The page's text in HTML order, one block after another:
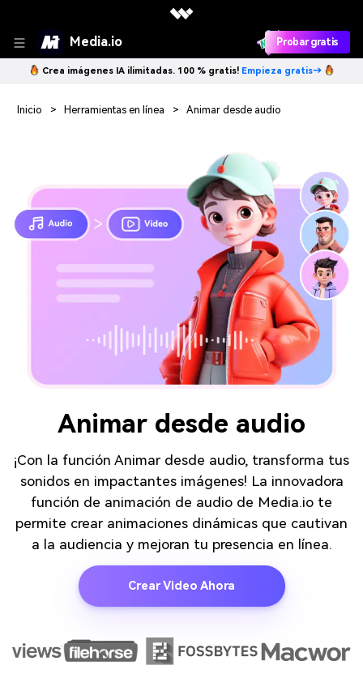
Media.io Probar gratis
Crea imágenes IA ilimitadas. 100 % gratis! Empieza gratis→
Inicio > Herramientas en línea > Animar desde audio
Animar desde audio
¡Con la función Animar desde audio, transforma tus
sonidos en impactantes imágenes! La innovadora
función de animación de audio de Media.io te
permite crear animaciones dinámicas que cautivan
a la audiencia y mejoran tu presencia en línea.
Crear Video Ahora